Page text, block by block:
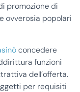
promozione di
ovverosia popolari
concedere
funzioni
dell’offerta.
per requisiti